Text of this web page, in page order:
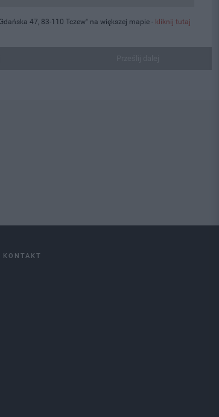
47, 83-110 Tczew" na większej mapie - kliknij tutaj
KONTAKT